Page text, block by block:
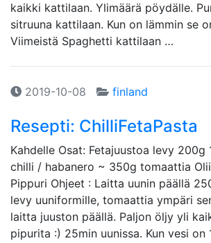
kaikki kattilaan. Ylimäärä pöydälle.
sitruuna kattilaan. Kun on lämmin se
Viimeistä Spaghetti kattilaan …
2019-10-08 finland
Resepti: ChilliFetaPasta
Kahdelle Osat: Fetajuustoa levy 200g
chilli / habanero ~ 350g tomaattia
Pippuri Ohjeet : Laitta uunin päällä
levy uuniformille, tomaattia ympäri
laitta juuston päällä. Paljon öljy yli
pipurita :) 25min uunissa. Kun vesi on